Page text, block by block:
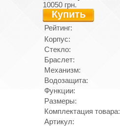
10050 грн.
Купить
Рейтинг:
Корпус:
Стекло:
Браслет:
Механизм:
Водозащита:
Функции:
Размеры:
Комплектация товара:
Артикул: